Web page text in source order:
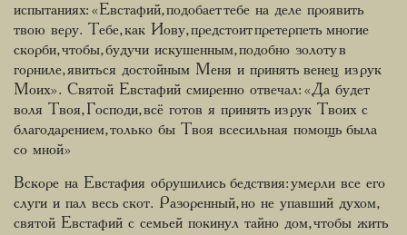
испытаниях: «Евстафий, подобает тебе на деле проявить
твою веру. Тебе, как Иову, предстоит претерпеть многие
скорби, чтобы, будучи искушенным, подобно золоту в
горниле, явиться достойным Меня и принять венец из рук
Моих». Святой Евстафий смиренно отвечал: «Да будет
воля Твоя, Господи, всё готов я принять из рук Твоих с
благодарением, только бы Твоя всесильная помощь была
со мной»
Вскоре на Евстафия обрушились бедствия: умерли все его
слуги и пал весь скот. Разоренный, но не упавший духом,
святой Евстафий с семьей покинул тайно дом, чтобы жить